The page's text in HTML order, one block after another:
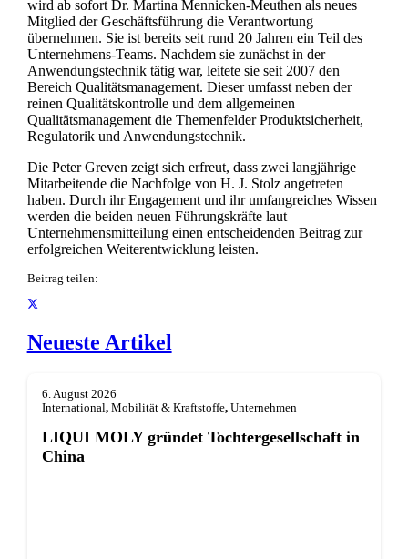
wird ab sofort Dr. Martina Mennicken-Meuthen als neues
Mitglied der Geschäftsführung die Verantwortung
übernehmen. Sie ist bereits seit rund 20 Jahren ein Teil des
Unternehmens-Teams. Nachdem sie zunächst in der
Anwendungstechnik tätig war, leitete sie seit 2007 den
Bereich Qualitätsmanagement. Dieser umfasst neben der
reinen Qualitätskontrolle und dem allgemeinen
Qualitätsmanagement die Themenfelder Produktsicherheit,
Regulatorik und Anwendungstechnik.
Die Peter Greven zeigt sich erfreut, dass zwei langjährige
Mitarbeitende die Nachfolge von H. J. Stolz angetreten
haben. Durch ihr Engagement und ihr umfangreiches Wissen
werden die beiden neuen Führungskräfte laut
Unternehmensmitteilung einen entscheidenden Beitrag zur
erfolgreichen Weiterentwicklung leisten.
Beitrag teilen:
Neueste Artikel
6. August 2026
International, Mobilität & Kraftstoffe, Unternehmen
LIQUI MOLY gründet Tochterge­sellschaft in
China